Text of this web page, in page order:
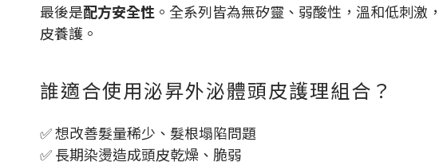
最後是配方安全性 。全系列皆為無矽靈、弱酸性，溫和低刺
皮養護。
誰適合使用泌昇外泌體頭皮護理組合？
✅ 想改善髮量稀少、髮根塌陷問題
✅ 長期染燙造成頭皮乾燥、脆弱